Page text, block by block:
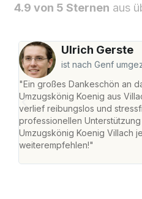
4.9 von 5 Sternen aus
Ulrich Gerste
ist nach Genf
"Ein großes Dankeschön an
Umzugskönig Koenig aus
verlief reibungslos und
professionellen
Umzugskönig Koenig Villach
weiterempfehlen!"